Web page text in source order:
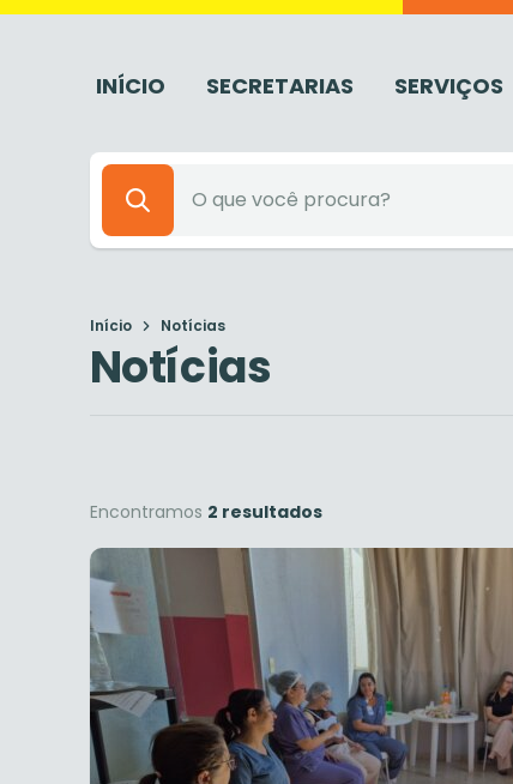
INÍCIO SECRETARIAS SERVIÇOS
Início Notícias
Notícias
Encontramos 2 resultados